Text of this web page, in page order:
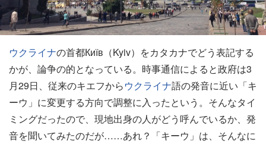
ウクライナの首都Київ（Kyiv）をカタカナでどう表記する
かが、論争の的となっている。時事通信によると政府は3
月29日、従来のキエフからウクライナ語の発音に近い「キ
ーウ」に変更する方向で調整に入ったという。そんなタイ
ミングだったので、現地出身の人がどう呼んでいるか、発
音を聞いてみたのだが……あれ？「キーウ」は、そんなに